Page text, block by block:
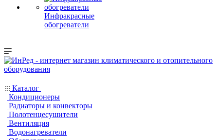
Инфракрасные
обогреватели
Каталог
Кондиционеры
Радиаторы и конвекторы
Полотенцесушители
Вентиляция
Водонагреватели